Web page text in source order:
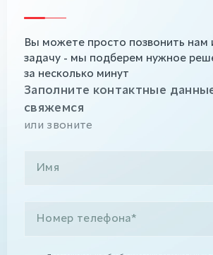
Вы можете просто позвонить нам
задачу - мы подберем нужное
за несколько минут
Заполните контактные
свяжемся
или звоните